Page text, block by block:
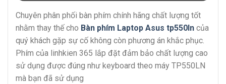
Chuyên phân phối bàn phím chính hãng chất lượng tốt
nhằm thay thế cho Bàn phím Laptop Asus tp550ln của
quý khách gặp sự cố không còn phương án khắc phục.
Phím của linhkien 365 lắp đặt đảm bảo chất lượng cao
sử dụng được đúng như keyboard theo máy TP550LN
mà bạn đã sử dụng